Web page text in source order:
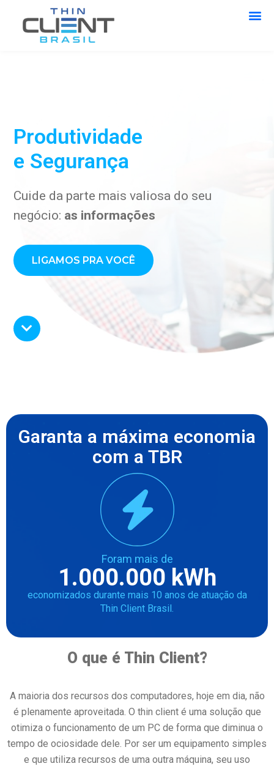
Produtividade
e Segurança
Cuide da parte mais valiosa do seu
negócio: as informações
LIGAMOS PRA VOCÊ
Garanta a máxima economia
com a TBR
Foram mais de
1.000.000 kWh
economizados durante mais 10 anos de atuação da
Thin Client Brasil.
O que é Thin Client?
A maioria dos recursos dos computadores, hoje em dia, não
é plenamente aproveitada. O thin client é uma solução que
otimiza o funcionamento de um PC de forma que diminua o
tempo de ociosidade dele. Por ser um equipamento simples
e que utiliza recursos de uma outra máquina, seu uso